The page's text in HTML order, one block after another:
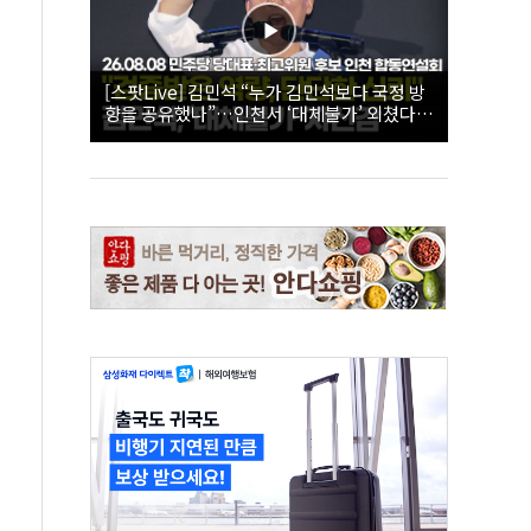
[스팟Live] 김민석 “누가 김민석보다 국정 방
향을 공유했나”…인천서 ‘대체불가’ 외쳤다 |
26.08.08 더불어민주당 당대표·최고위원 후